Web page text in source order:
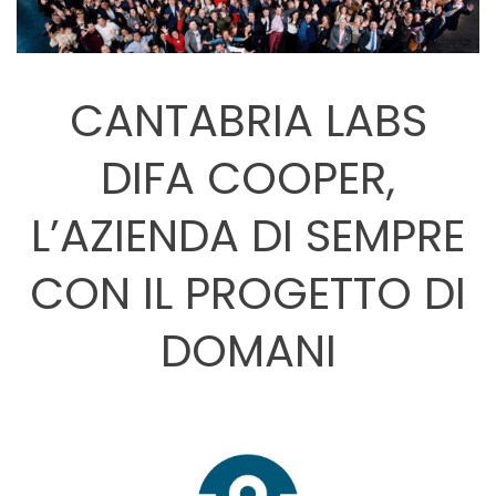
CANTABRIA LABS
DIFA COOPER,
L’AZIENDA DI SEMPRE
CON IL PROGETTO DI
DOMANI